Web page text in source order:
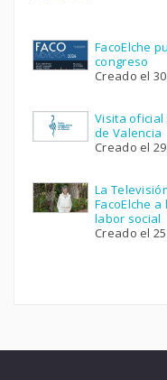
FacoElche
congreso
Creado el
Visita oficial
de Valencia
Creado el
La
FacoElche
labor social
Creado el